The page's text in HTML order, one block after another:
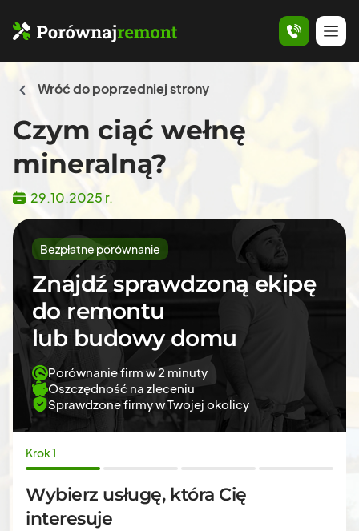
Wróć do poprzedniej strony
Czym ciąć wełnę
mineralną?
29.10.2025 r.
Bezpłatne porównanie
Znajdź sprawdzoną ekipę
do remontu
lub budowy domu
Porównanie firm w 2 minuty
Oszczędność na zleceniu
Sprawdzone firmy w Twojej okolicy
Krok 1
Wybierz usługę, która Cię
interesuje